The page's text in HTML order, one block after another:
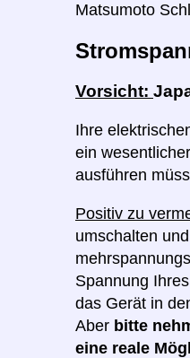
Matsumoto
Vorsicht:
Ihre
ein
ausführen
Positiv zu
umschalten
Spannung
das Gerät in
Aber bitte
eine reale